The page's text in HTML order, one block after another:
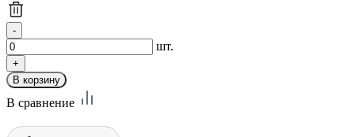
шт.
В сравнение